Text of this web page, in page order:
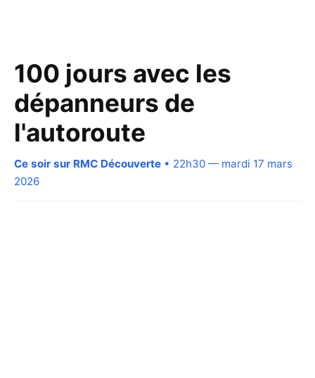
100 jours avec les
dépanneurs de
l'autoroute
Ce soir sur RMC Découverte • 22h30 — mardi 17 mars
2026